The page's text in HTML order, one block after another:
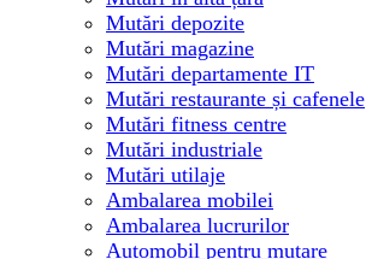
Mutări depozite
Mutări magazine
Mutări departamente IT
Mutări restaurante și cafenele
Mutări fitness centre
Mutări industriale
Mutări utilaje
Ambalarea mobilei
Ambalarea lucrurilor
Automobil pentru mutare